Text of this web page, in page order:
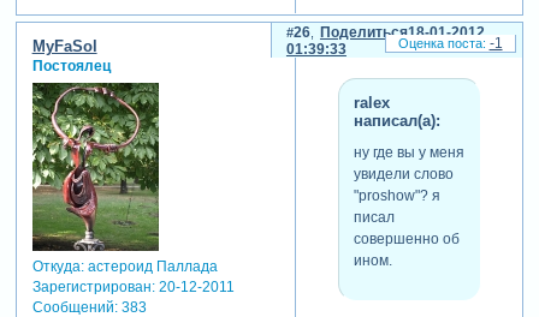
вразнобой и само по себе
отдельно от стихов
прошу без обид, но таково
впечатление от работы). да
подписанная вдруг -
здрассьти! - авторством
куклина, оставила чувство...
ну, пусть будет,
удивления)))
вас "по ходу
пьесы" вопрос
можно лично
этому человеку,
это всё равно
что среди
вести
обсуждение
рядом
находящегося
человека, будто
бы не замечая
Поделиться
26
18-01-2012
01:39:33
MyFaSol
Постоялец
Откуда:астероид Паллада
Зарегистрирован: 20-12-2011
Сообщений:383
ralex
написал(а):
ну где вы у меня
увидели слово
"proshow"? я
писал
совершенно об
ином.
-1